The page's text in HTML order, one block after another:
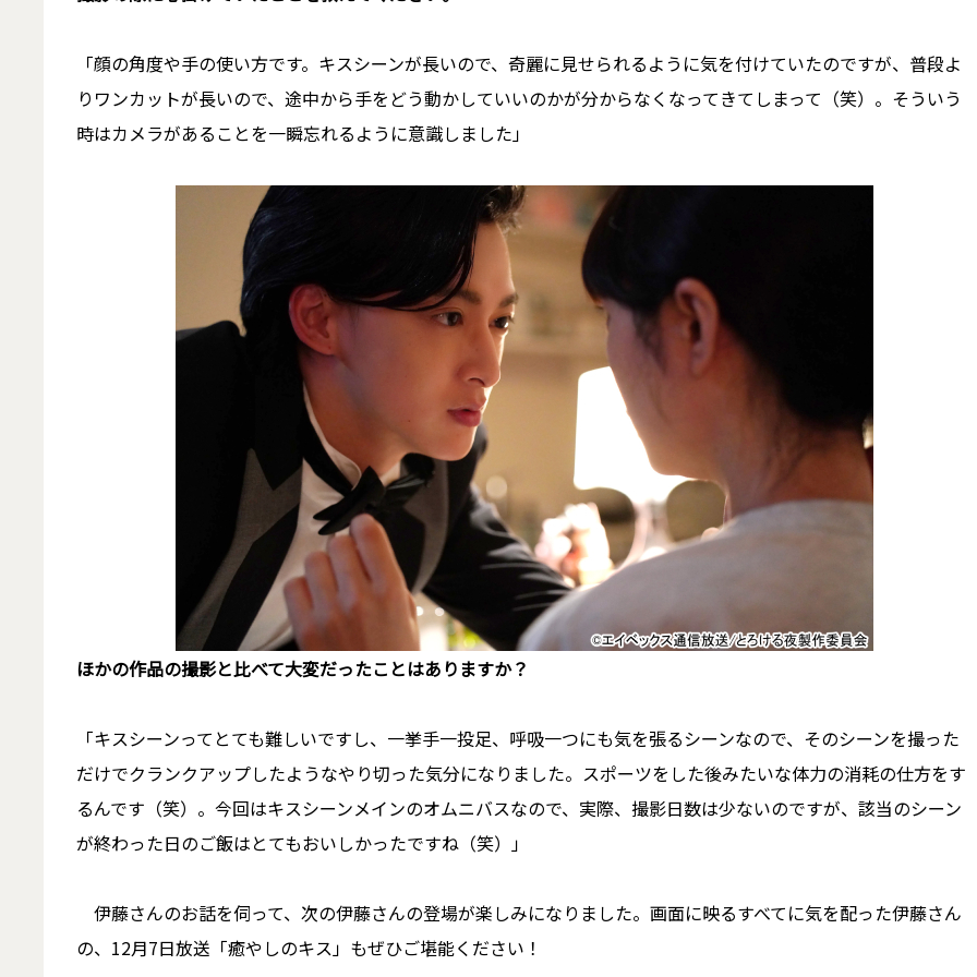
「顔の角度や手の使い方です。キスシーンが長いので、奇麗に見せられるように気を付けていたのですが、普段よ
りワンカットが長いので、途中から手をどう動かしていいのかが分からなくなってきてしまって（笑）。そういう
時はカメラがあることを一瞬忘れるように意識しました」
――ほかの作品の撮影と比べて大変だったことはありますか？
「キスシーンってとても難しいですし、一挙手一投足、呼吸一つにも気を張るシーンなので、そのシーンを撮った
だけでクランクアップしたようなやり切った気分になりました。スポーツをした後みたいな体力の消耗の仕方をす
るんです（笑）。今回はキスシーンメインのオムニバスなので、実際、撮影日数は少ないのですが、該当のシーン
が終わった日のご飯はとてもおいしかったですね（笑）」
伊藤さんのお話を伺って、次の伊藤さんの登場が楽しみになりました。画面に映るすべてに気を配った伊藤さん
の、12月7日放送「癒やしのキス」もぜひご堪能ください！